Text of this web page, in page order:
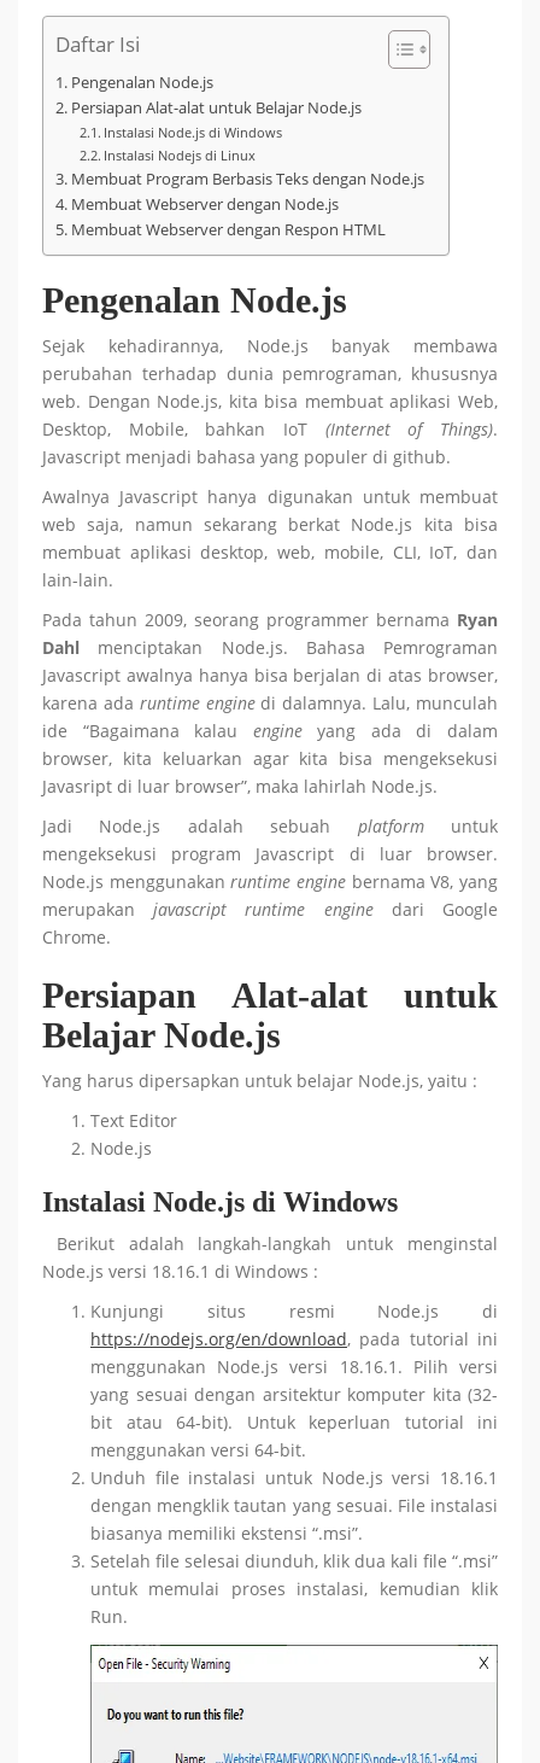
Daftar Isi
Pengenalan Node.js
Persiapan Alat-alat untuk Belajar Node.js
Instalasi Node.js di Windows
Instalasi Nodejs di Linux
Membuat Program Berbasis Teks dengan Node.js
Membuat Webserver dengan Node.js
Membuat Webserver dengan Respon HTML
Pengenalan Node.js
Sejak kehadirannya, Node.js banyak membawa
perubahan terhadap dunia pemrograman, khususnya
web. Dengan Node.js, kita bisa membuat aplikasi Web,
Desktop, Mobile, bahkan IoT (Internet of Things).
Javascript menjadi bahasa yang populer di github.
Awalnya Javascript hanya digunakan untuk membuat
web saja, namun sekarang berkat Node.js kita bisa
membuat aplikasi desktop, web, mobile, CLI, IoT, dan
lain-lain.
Pada tahun 2009, seorang programmer bernama Ryan
Dahl menciptakan Node.js. Bahasa Pemrograman
Javascript awalnya hanya bisa berjalan di atas browser,
karena ada runtime enginedi dalamnya. Lalu, munculah
ide “Bagaimana kalau engineyang ada di dalam
browser, kita keluarkan agar kita bisa mengeksekusi
Javasript di luar browser”, maka lahirlah Node.js.
Jadi Node.js adalah sebuah platformuntuk
mengeksekusi program Javascript di luar browser.
Node.js menggunakanruntime engine bernama V8, yang
merupakanjavascript runtime enginedari Google
Chrome.
Persiapan Alat-alat untuk
Belajar Node.js
Yang harus dipersapkan untuk belajar Node.js, yaitu :
Text Editor
Node.js
Instalasi Node.js di Windows
Berikut adalah langkah-langkah untuk menginstal
Node.js versi 18.16.1 di Windows :
Kunjungi situs resmi Node.js di
https://nodejs.org/en/download, pada tutorial ini
menggunakan Node.js versi 18.16.1. Pilih versi
yang sesuai dengan arsitektur komputer kita (32-
bit atau 64-bit). Untuk keperluan tutorial ini
menggunakan versi 64-bit.
Unduh file instalasi untuk Node.js versi 18.16.1
dengan mengklik tautan yang sesuai. File instalasi
biasanya memiliki ekstensi “.msi”.
Setelah file selesai diunduh, klik dua kali file “.msi”
untuk memulai proses instalasi, kemudian klik
Run.